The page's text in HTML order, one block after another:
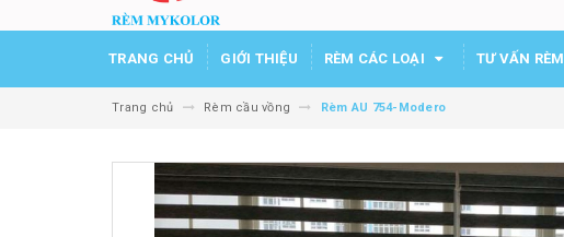
TRANG CHỦ GIỚI THIỆU RÈM CÁC LOẠI TƯ VẤN RÈM
Trang chủ Rèm cầu vồng Rèm AU 754-Modero